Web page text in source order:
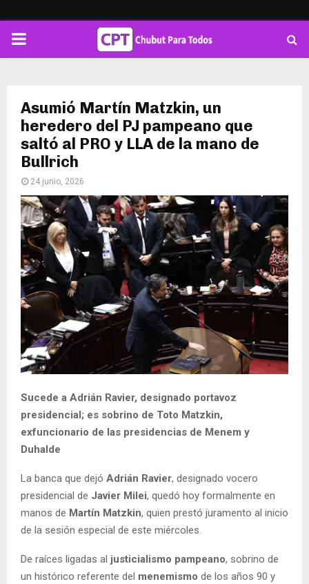
PRIMARY
Asumió Martín Matzkin, un
heredero del PJ pampeano que
saltó al PRO y LLA de la mano de
Bullrich
24 junio, 2026
Sucede a Adrián Ravier, designado portavoz
presidencial; es sobrino de Toto Matzkin,
exfuncionario de las presidencias de Menem y
Duhalde
La banca que dejó Adrián Ravier, designado vocero
presidencial de Javier Milei, quedó hoy formalmente en
manos de Martín Matzkin, quien prestó juramento al inicio
de la sesión especial de este miércoles.
De raíces ligadas al justicialismo pampeano, sobrino de
un histórico referente del menemismo de los años 90 y